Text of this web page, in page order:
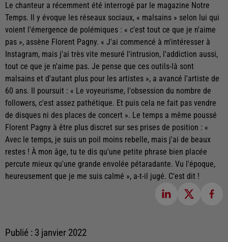
Le chanteur a récemment été interrogé par le magazine Notre
Temps. Il y évoque les réseaux sociaux, « malsains » selon lui qui
voient l'émergence de polémiques : « c'est tout ce que je n'aime
pas », assène Florent Pagny. « J'ai commencé à m'intéresser à
Instagram, mais j'ai très vite mesuré l'intrusion, l'addiction aussi,
tout ce que je n'aime pas. Je pense que ces outils-là sont
malsains et d'autant plus pour les artistes », a avancé l'artiste de
60 ans. Il poursuit : « Le voyeurisme, l'obsession du nombre de
followers, c'est assez pathétique. Et puis cela ne fait pas vendre
de disques ni des places de concert ». Le temps a même poussé
Florent Pagny à être plus discret sur ses prises de position : «
Avec le temps, je suis un poil moins rebelle, mais j'ai de beaux
restes ! À mon âge, tu te dis qu'une petite phrase bien placée
percute mieux qu'une grande envolée pétaradante. Vu l'époque,
heureusement que je me suis calmé », a-t-il jugé. C'est dit !
Publié : 3 janvier 2022